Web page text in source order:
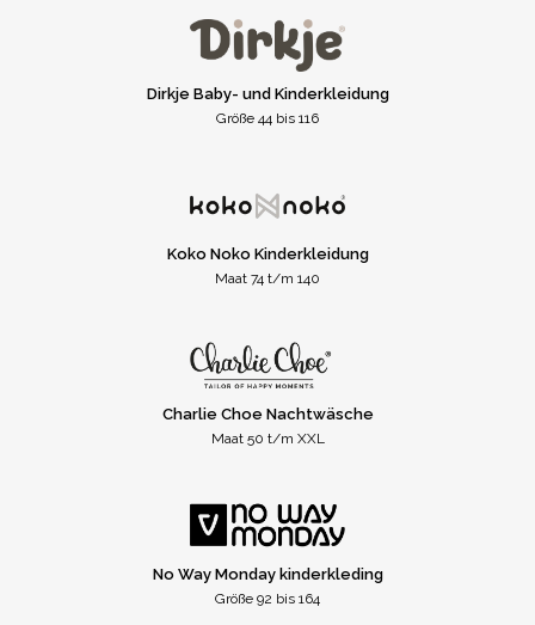
Dirkje Baby- und Kinderkleidung
Größe 44 bis 116
Koko Noko Kinderkleidung
Maat 74 t/m 140
Charlie Choe Nachtwäsche
Maat 50 t/m XXL
No Way Monday kinderkleding
Größe 92 bis 164